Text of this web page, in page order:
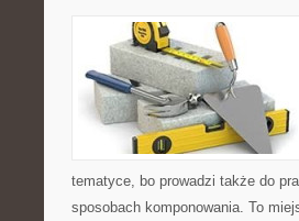
tematyce, bo prowadzi także do
sposobach komponowania. To